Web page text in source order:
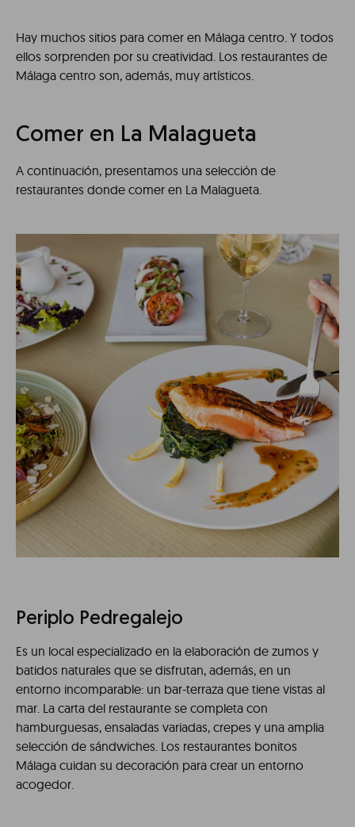
Hay muchos sitios para comer en Málaga centro. Y todos
ellos sorprenden por su creatividad. Los restaurantes de
Málaga centro son, además, muy artísticos.
Comer en La Malagueta
A continuación, presentamos una selección de
restaurantes donde comer en La Malagueta.
Periplo Pedregalejo
Es un local especializado en la elaboración de zumos y
batidos naturales que se disfrutan, además, en un
entorno incomparable: un bar-terraza que tiene vistas al
mar. La carta del restaurante se completa con
hamburguesas, ensaladas variadas, crepes y una amplia
selección de sándwiches. Los restaurantes bonitos
Málaga cuidan su decoración para crear un entorno
acogedor.